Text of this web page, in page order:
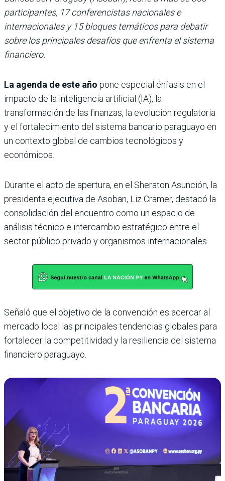
participantes, 17 conferencistas nacionales e
internacionales y 15 bloques temáticos para debatir
sobre los principales desafíos que enfrenta el sistema
financiero.
La agenda de este año pone especial énfasis en el
impacto de la inteligencia artificial (IA), la
transformación de las finanzas, la evolución regulatoria
y el fortalecimiento del sistema bancario paraguayo en
un contexto global de cambios tecnológicos y
económicos.
Durante el acto de apertura, en el Sheraton Asunción, la
presidenta ejecutiva de Asoban, Liz Cramer, destacó la
consolidación del encuentro como un espacio de
análisis técnico e intercambio estratégico entre el
sector público privado y organismos internacionales.
Señaló que el objetivo de la convención es acercar al
mercado local las principales tendencias globales para
fortalecer la competitividad y la resiliencia del sistema
financiero paraguayo.